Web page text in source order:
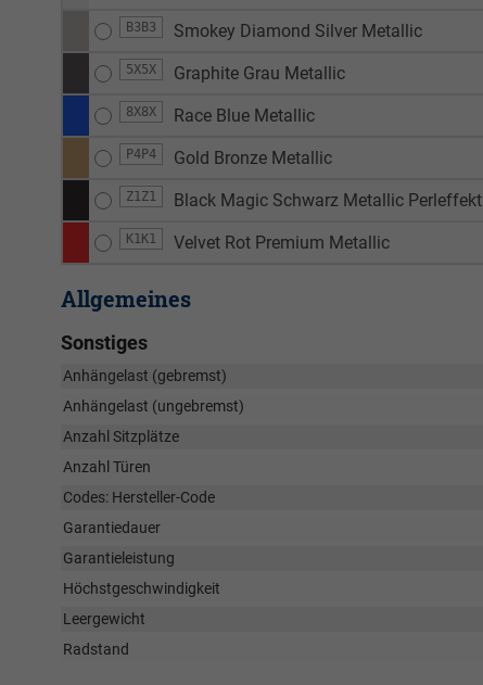
B3B3 Smokey Diamond Silver Metallic
5X5X Graphite Grau Metallic
8X8X Race Blue Metallic
P4P4 Gold Bronze Metallic
Z1Z1 Black Magic Schwarz Metallic Perleffekt
K1K1 Velvet Rot Premium Metallic
Allgemeines
Sonstiges
Anhängelast (gebremst)
Anhängelast (ungebremst)
Anzahl Sitzplätze
Anzahl Türen
Codes: Hersteller-Code
Garantiedauer
Garantieleistung
Höchstgeschwindigkeit
Leergewicht
Radstand